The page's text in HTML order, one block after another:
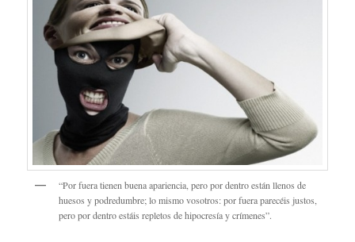
“Por fuera tienen buena apariencia, pero por dentro están llenos de
huesos y podredumbre; lo mismo vosotros: por fuera parecéis justos,
pero por dentro estáis repletos de hipocresía y crímenes”.